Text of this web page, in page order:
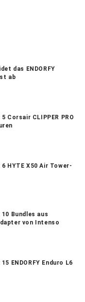
das ENDORFY
ab
Corsair CLIPPER PRO
HYTE X50 Air Tower-
Bundles aus
von Intenso
ENDORFY Enduro L6